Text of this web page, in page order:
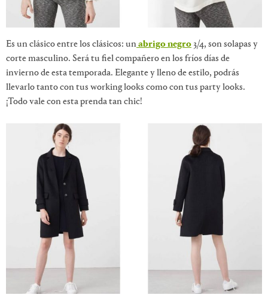
Es un clásico entre los clásicos: unabrigo negro 3/4, son solapas y
corte masculino. Será tu fiel compañero en los fríos días de
invierno de esta temporada. Elegante y lleno de estilo, podrás
llevarlo tanto con tus working looks como con tus party looks.
¡Todo vale con esta prenda tan chic!